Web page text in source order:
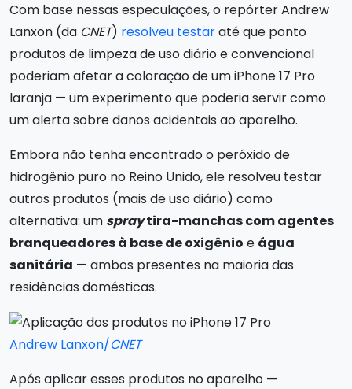
Com base nessas especulações, o repórter Andrew
Lanxon (da CNET) resolveu testaraté que ponto
produtos de limpeza de uso diário e convencional
poderiam afetar a coloração de um iPhone 17 Pro
laranja — um experimento que poderia servir como
um alerta sobre danos acidentais ao aparelho.
Embora não tenha encontrado o peróxido de
hidrogênio puro no Reino Unido, ele resolveu testar
outros produtos (mais de uso diário) como
alternativa: um spraytira-manchas com agentes
branqueadores à base de oxigênio e água
sanitária — ambos presentes na maioria das
residências domésticas.
Andrew Lanxon/CNET
Após aplicar esses produtos no aparelho —